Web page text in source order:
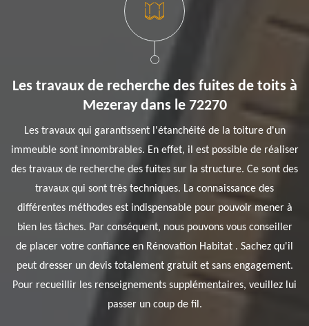
Les travaux de recherche des fuites de toits à
Mezeray dans le 72270
Les travaux qui garantissent l'étanchéité de la toiture d'un
immeuble sont innombrables. En effet, il est possible de réaliser
des travaux de recherche des fuites sur la structure. Ce sont des
travaux qui sont très techniques. La connaissance des
différentes méthodes est indispensable pour pouvoir mener à
bien les tâches. Par conséquent, nous pouvons vous conseiller
de placer votre confiance en Rénovation Habitat . Sachez qu'il
peut dresser un devis totalement gratuit et sans engagement.
Pour recueillir les renseignements supplémentaires, veuillez lui
passer un coup de fil.